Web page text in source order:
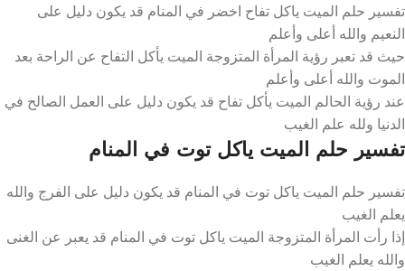
تفسير حلم الميت ياكل تفاح اخضر في المنام قد يكون دليل على
النعيم والله أعلى وأعلم
حيث قد تعبر رؤية المرأة المتزوجة الميت يأكل التفاح عن الراحة بعد
الموت والله أعلى وأعلم
عند رؤية الحالم الميت يأكل تفاح قد يكون دليل على العمل الصالح في
الدنيا ولله علم الغيب
تفسير حلم الميت ياكل توت في المنام
تفسير حلم الميت ياكل توت في المنام قد يكون دليل على الفرج والله
يعلم الغيب
إذا رأت المرأة المتزوجة الميت ياكل توت في المنام قد يعبر عن الغنى
والله يعلم الغيب